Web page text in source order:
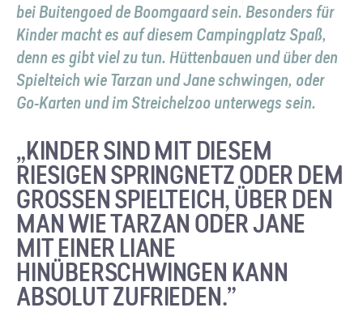
bei Buitengoed de Boomgaard sein. Besonders für
Kinder macht es auf diesem Campingplatz Spaß,
denn es gibt viel zu tun. Hüttenbauen und über den
Spielteich wie Tarzan und Jane schwingen, oder
Go-Karten und im Streichelzoo unterwegs sein.
„KINDER SIND MIT DIESEM
RIESIGEN SPRINGNETZ ODER DEM
GROSSEN SPIELTEICH, ÜBER DEN M
AN WIE TARZAN ODER JANE M
IT EINER LIANE H
INÜBERSCHWINGEN KANN A
BSOLUT ZUFRIEDEN.”